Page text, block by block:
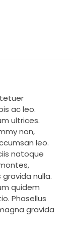
ac leo.
ultrices.
non,
leo.
natoque
nulla.
quidem
Phasellus
gravida